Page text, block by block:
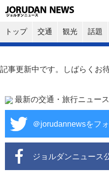
トップ 交通 観光 話題
記事更新中です。しばらくお
最新の交通・旅行ニュー
＠jorudannewsをフ
ジョルダンニュース